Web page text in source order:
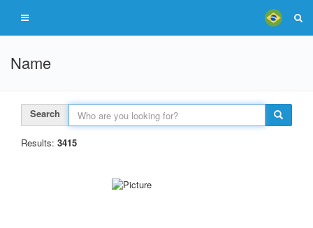
Name
Search
Results: 3415